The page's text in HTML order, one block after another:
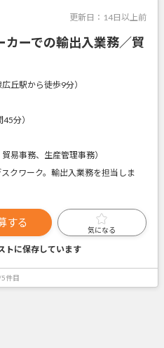
更新日： 14日以上前
カーでの輸出入業務／貿
丘駅から徒歩9分）
分）
易事務、生産管理事務）
クワーク。輸出入業務を担当しま
する
気になる
トに保存しています
件目